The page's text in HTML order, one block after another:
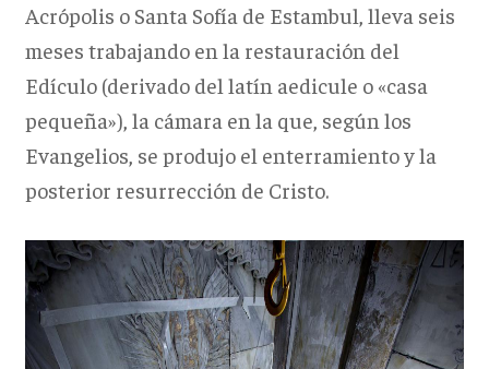
Acrópolis o Santa Sofía de Estambul, lleva seis
meses trabajando en la restauración del
Edículo (derivado del latín aedicule o «casa
pequeña»), la cámara en la que, según los
Evangelios, se produjo el enterramiento y la
posterior resurrección de Cristo.